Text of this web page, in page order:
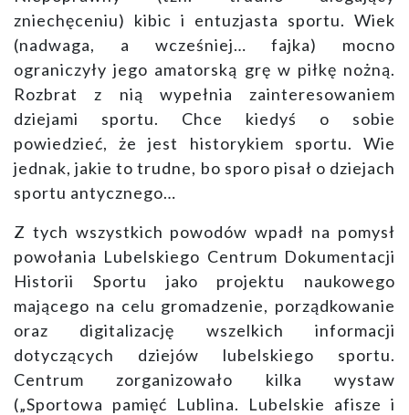
zniechęceniu) kibic i entuzjasta sportu. Wiek
(nadwaga, a wcześniej… fajka) mocno
ograniczyły jego amatorską grę w piłkę nożną.
Rozbrat z nią wypełnia zainteresowaniem
dziejami sportu. Chce kiedyś o sobie
powiedzieć, że jest historykiem sportu. Wie
jednak, jakie to trudne, bo sporo pisał o dziejach
sportu antycznego…
Z tych wszystkich powodów wpadł na pomysł
powołania Lubelskiego Centrum Dokumentacji
Historii Sportu jako projektu naukowego
mającego na celu gromadzenie, porządkowanie
oraz digitalizację wszelkich informacji
dotyczących dziejów lubelskiego sportu.
Centrum zorganizowało kilka wystaw
(„Sportowa pamięć Lublina. Lubelskie afisze i